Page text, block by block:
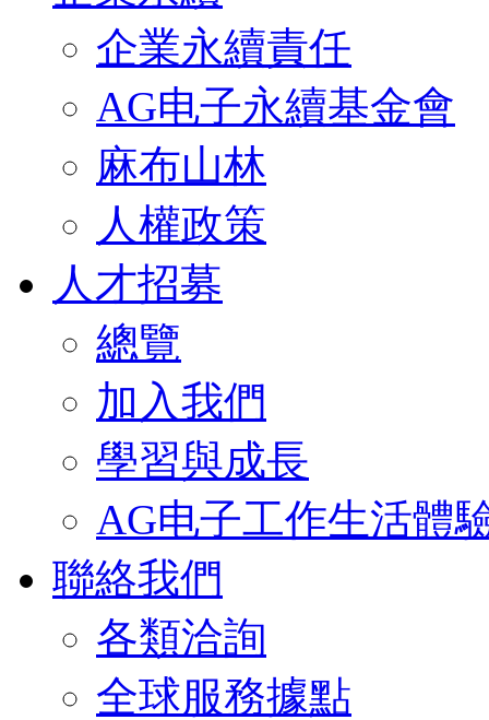
企業永續責任
AG电子永續基金會
麻布山林
人權政策
人才招募
總覽
加入我們
學習與成長
AG电子工作生活體
聯絡我們
各類洽詢
全球服務據點